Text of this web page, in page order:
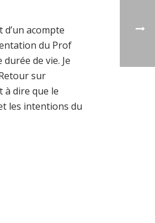
acompte
du Prof
de vie. Je
sur
à dire que le
les intentions du